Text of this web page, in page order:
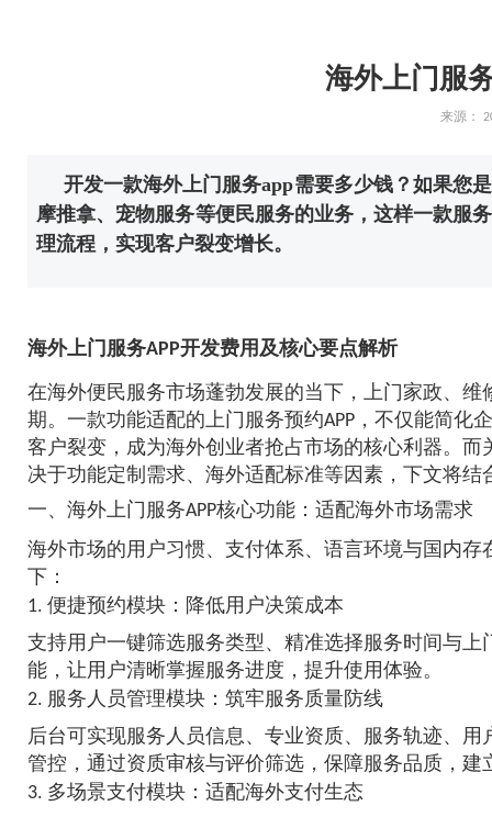
海外上门服
来源：
开发一款海外上门服务app需要多少钱？️如果您
摩推拿、宠物服务等便民服务的业务，这样一款服
理流程，实现客户裂变增长。
海外上门服务APP开发费用及核心要点解析
在海外便民服务市场蓬勃发展的当下，上门家政、
期。一款功能适配的上门服务预约APP，不仅能简
客户裂变，成为海外创业者抢占市场的核心利器。而
决于功能定制需求、海外适配标准等因素，下文将
一、海外上门服务APP核心功能：适配海外市场需求
海外市场的用户习惯、支付体系、语言环境与国内
下：
1. 便捷预约模块：降低用户决策成本
支持用户一键筛选服务类型、精准选择服务时间与
能，让用户清晰掌握服务进度，提升使用体验。
2. 服务人员管理模块：筑牢服务质量防线
后台可实现服务人员信息、专业资质、服务轨迹、
管控，通过资质审核与评价筛选，保障服务品质，建
3. 多场景支付模块：适配海外支付生态